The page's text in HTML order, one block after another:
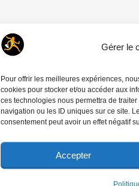
Gérer le
Pour offrir les meilleures expériences,
cookies pour stocker et/ou accéder aux
ces technologies nous permettra de
navigation ou les ID uniques sur ce site.
consentement peut avoir un effet négatif
Accepter